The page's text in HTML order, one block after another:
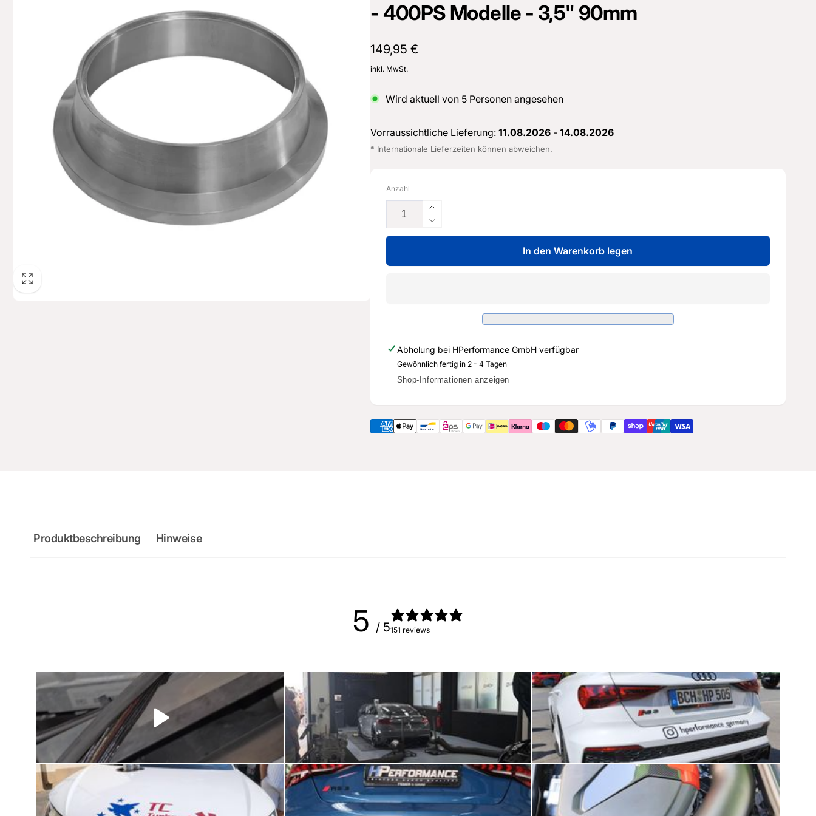
- 400PS Modelle - 3,5" 90mm
Normaler
Preis
149,95 €
inkl. MwSt.
Wird aktuell von 5Personen angesehen
Vorraussichtliche Lieferung: 11.08.2026- 14.08.2026
* Internationale Lieferzeiten können abweichen.
Anzahl
Erhöhe
die
Menge
DAZ*
400PS
Modelle
-
Verringere
die
für
-
400PS
Modelle
90mm
In den Warenkorb legen
Abholung bei HPerformance GmbHverfügbar
Gewöhnlich fertig in 2 - 4 Tagen
Shop-Informationen anzeigen
Produktbeschreibung Hinweise
5 / 5151 reviews